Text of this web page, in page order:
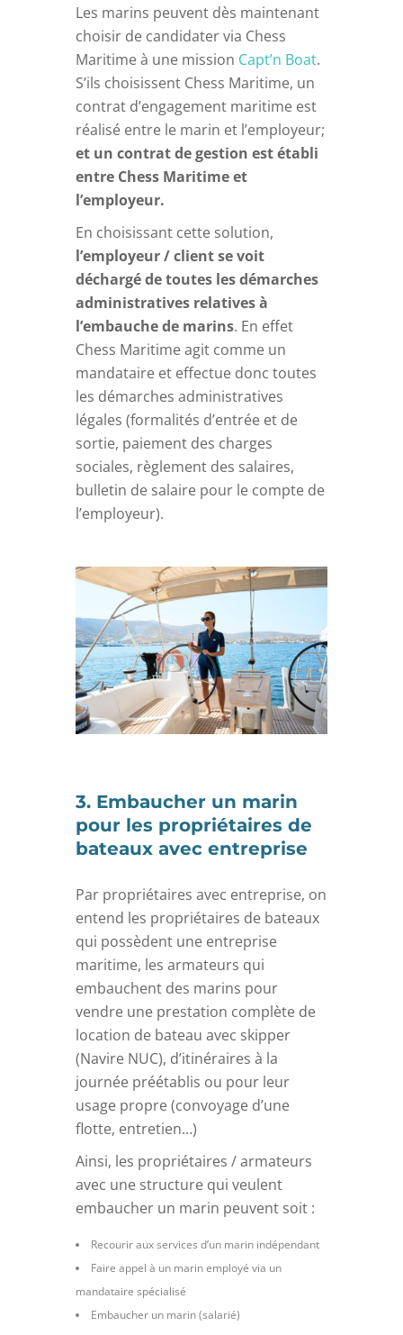
Les marins peuvent dès maintenant
choisir de candidater via Chess
Maritime à une mission Capt’n Boat.
S’ils choisissent Chess Maritime, un
contrat d’engagement maritime est
réalisé entre le marin et l’employeur;
et un contrat de gestion est établi
entre Chess Maritime et
l’employeur.
En choisissant cette solution,
l’employeur / client se voit
déchargé de toutes les démarches
administratives relatives à
l’embauche de marins. En effet
Chess Maritime agit comme un
mandataire et effectue donc toutes
les démarches administratives
légales (formalités d’entrée et de
sortie, paiement des charges
sociales, règlement des salaires,
bulletin de salaire pour le compte de
l’employeur).
3. Embaucher un marin
pour les propriétaires de
bateaux avec entreprise
Par propriétaires avec entreprise, on
entend les propriétaires de bateaux
qui possèdent une entreprise
maritime, les armateurs qui
embauchent des marins pour
vendre une prestation complète de
location de bateau avec skipper
(Navire NUC), d’itinéraires à la
journée préétablis ou pour leur
usage propre (convoyage d’une
flotte, entretien…)
Ainsi, les propriétaires / armateurs
avec une structure qui veulent
embaucher un marin peuvent soit :
Recourir aux services d’un marin indépendant
Faire appel à un marin employé via un
mandataire spécialisé
Embaucher un marin (salarié)